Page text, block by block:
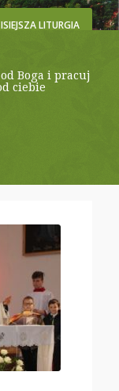
LITURGIA
1 2
Boga i pracuj
ciebie